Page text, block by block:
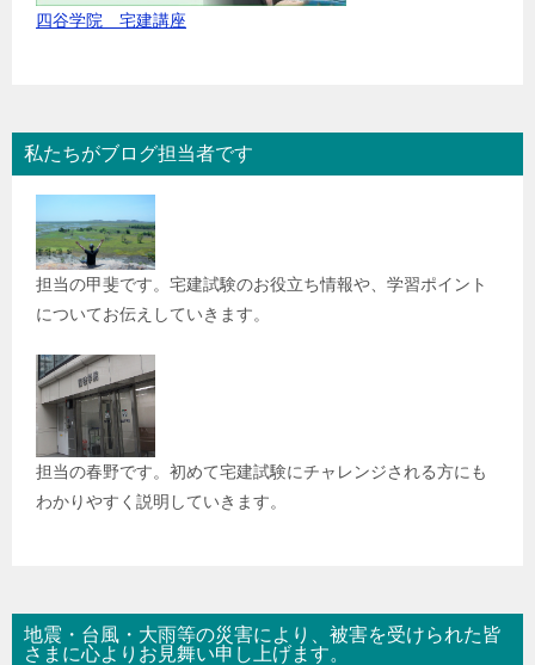
四谷学院 宅建講座
私たちがブログ担当者です
担当の甲斐です。宅建試験のお役立ち情報や、学習ポイント
についてお伝えしていきます。
担当の春野です。初めて宅建試験にチャレンジされる方にも
わかりやすく説明していきます。
地震・台風・大雨等の災害により、被害を受けられた皆
さまに心よりお見舞い申し上げます。